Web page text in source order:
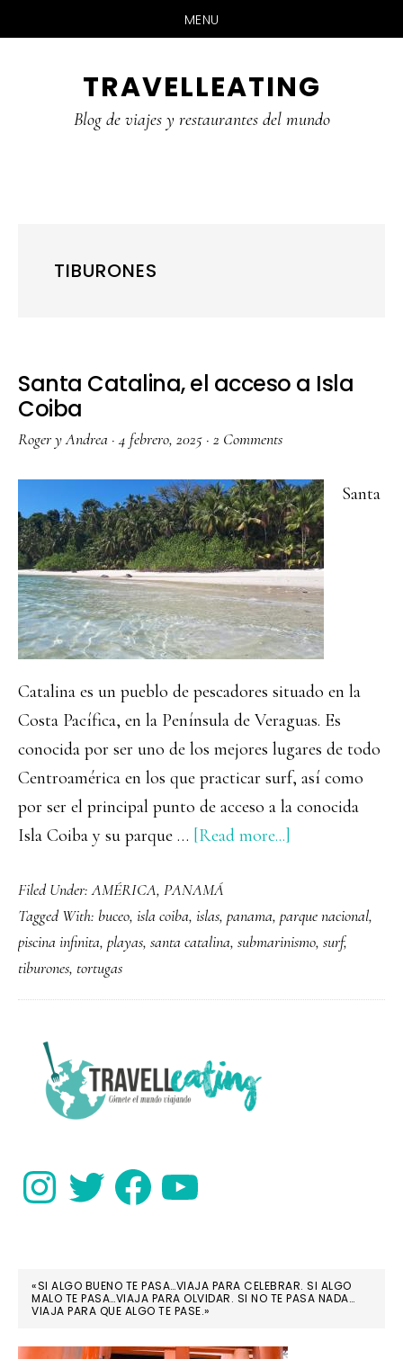
MENU
TRAVELLEATING
Blog de viajes y restaurantes del mundo
TIBURONES
Santa Catalina, el acceso a Isla
Coiba
Roger y Andrea ·4 febrero, 2025 · 2 Comments
Santa
Catalina es un pueblo de pescadores situado en la
Costa Pacífica, en la Península de Veraguas. Es
conocida por ser uno de los mejores lugares de todo
Centroamérica en los que practicar surf, así como
por ser el principal punto de acceso a la conocida
Isla Coiba y su parque … [Read more...]
el
acceso
Isla
Filed Under:AMÉRICA, PANAMÁ
Tagged With: buceo, isla coiba, islas, panama, parque nacional,
piscina infinita, playas, santa catalina, submarinismo, surf,
tiburones, tortugas
PRIMARY
SIDEBAR
InstagramTwitter FacebookYouTube
«SI ALGO BUENO TE PASA…VIAJA PARA CELEBRAR. SI ALGO
MALO TE PASA…VIAJA PARA OLVIDAR. SI NO TE PASA NADA…
VIAJA PARA QUE ALGO TE PASE.»